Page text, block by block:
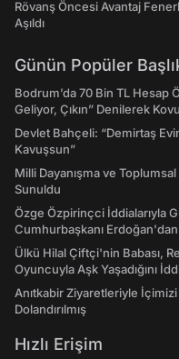
Rövanş Öncesi Avantaj
Aşıldı
Günün Popüler
Bodrum’da 70 Bin TL Hesap
Geliyor, Çıkın” Denilerek
Devlet Bahçeli: “Demirtaş
Kavuşsun”
Milli Dayanışma ve
Sunuldu
Özge Özpirinçci İddialarıyla
Cumhurbaşkanı
Ülkü Hilal Çiftçi'nin Babası,
Oyuncuyla Aşk Yaşadığını
Anıtkabir Ziyaretleriyle İçimizi
Dolandırılmış
Hızlı Erişim